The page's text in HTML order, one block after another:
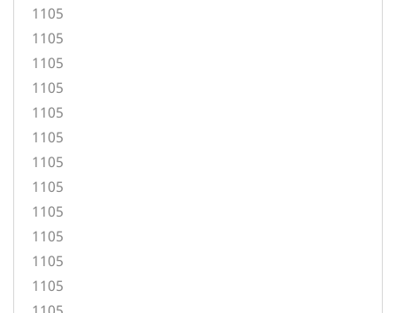
1105
1105
1105
1105
1105
1105
1105
1105
1105
1105
1105
1105